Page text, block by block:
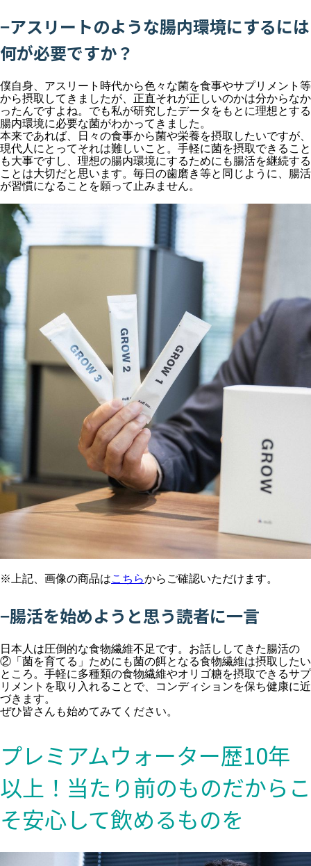
−アスリートのような腸内環境にするには
何が必要ですか？
僕自身、アスリート時代から色々な菌を食事やサプリメント等
から摂取してきましたが、正直それが正しいのかは分からなか
ったんですよね。でも私が研究したデータをもとに理想とする
腸内環境に必要な菌がわかってきました。
本来であれば、日々の食事から菌や栄養を摂取したいですが、
現代人にとってそれは難しいこと。手軽に菌を摂取できること
も大事ですし、理想の腸内環境にするためにも腸活を継続する
ことは大切だと思います。毎日の歯磨き等と同じように、腸活
が習慣になることを願って止みません。
※上記、画像の商品はこちらからご確認いただけます。
−腸活を始めようと思う読者に一言
日本人は圧倒的な食物繊維不足です。お話ししてきた腸活の
②「菌を育てる」ためにも菌の餌となる食物繊維は摂取したい
ところ。手軽に多種類の食物繊維やオリゴ糖を摂取できるサプ
リメントを取り入れることで、コンディションを保ち健康に近
づきます。
ぜひ皆さんも始めてみてください。
プレミアムウォーター歴10年
以上！当たり前のものだからこ
そ安心して飲めるものを